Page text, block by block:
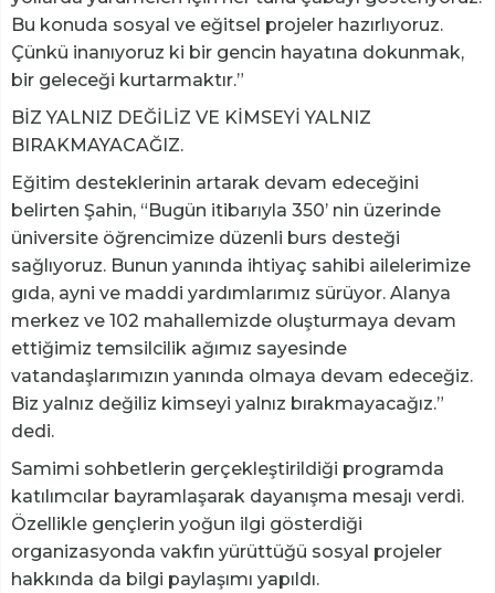
Bu konuda sosyal ve eğitsel projeler hazırlıyoruz.
Çünkü inanıyoruz ki bir gencin hayatına dokunmak,
bir geleceği kurtarmaktır.”
BİZ YALNIZ DEĞİLİZ VE KİMSEYİ YALNIZ
BIRAKMAYACAĞIZ.
Eğitim desteklerinin artarak devam edeceğini
belirten Şahin, “Bugün itibarıyla 350’ nin üzerinde
üniversite öğrencimize düzenli burs desteği
sağlıyoruz. Bunun yanında ihtiyaç sahibi ailelerimize
gıda, ayni ve maddi yardımlarımız sürüyor. Alanya
merkez ve 102 mahallemizde oluşturmaya devam
ettiğimiz temsilcilik ağımız sayesinde
vatandaşlarımızın yanında olmaya devam edeceğiz.
Biz yalnız değiliz kimseyi yalnız bırakmayacağız.”
dedi.
Samimi sohbetlerin gerçekleştirildiği programda
katılımcılar bayramlaşarak dayanışma mesajı verdi.
Özellikle gençlerin yoğun ilgi gösterdiği
organizasyonda vakfın yürüttüğü sosyal projeler
hakkında da bilgi paylaşımı yapıldı.